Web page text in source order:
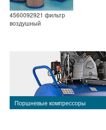
4560092921 фильтр
воздушный
Поршневые компрессоры